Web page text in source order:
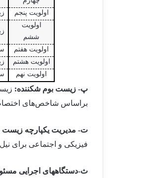
اولویت پنجم
اولویت
ششم
اولویت هفتم
اولویت هشتم
اولویت نهم
پ- زیست بوم شکننده:
براساس شاخصهای
ت- مدیریت یکپارچه زیست
فیزیکی و اجتماعی برای
ث-دستگاههای اجرایی